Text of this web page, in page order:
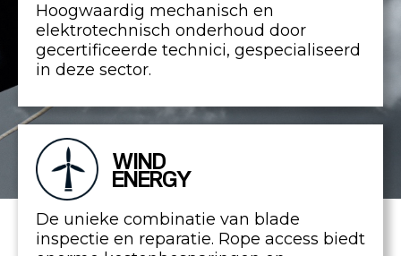
Hoogwaardig mechanisch en
elektrotechnisch onderhoud door
gecertificeerde technici, gespecialiseerd
in deze sector.
WIND
ENERGY
De unieke combinatie van blade
inspectie en reparatie. Rope access biedt